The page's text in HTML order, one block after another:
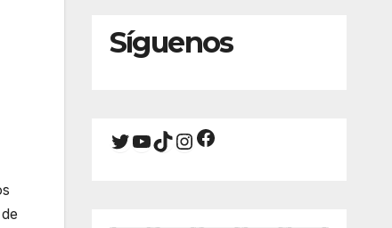
Síguenos
Twitter
YouTube
TikTok
Instagram
Facebook